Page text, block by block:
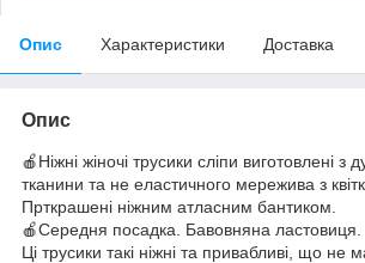
Опис Характеристики Доставка
Опис
🍎Ніжні жіночі трусики сліпи виготовлені з
тканини та не еластичного мережива з
Прткрашені ніжним атласним бантиком.
🍎Середня посадка. Бавовняна ластовиця.
Ці трусики такі ніжні та привабливі, що не